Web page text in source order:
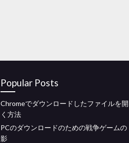
Popular Posts
Chromeでダウンロードしたファイルを開
く方法
PCのダウンロードのための戦争ゲームの
影